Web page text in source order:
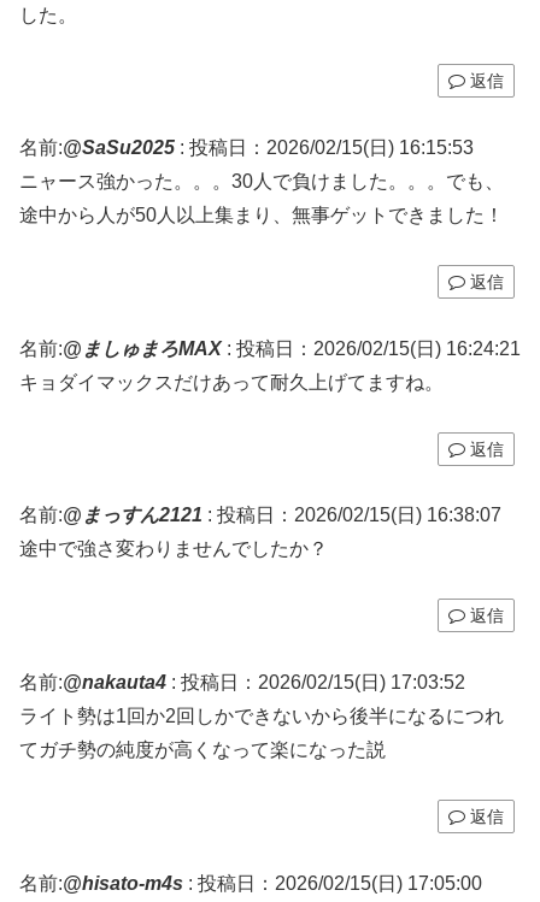
した。
返信
名前:@SaSu2025 : 投稿日：2026/02/15(日) 16:15:53
ニャース強かった。。。30人で負けました。。。でも、
途中から人が50人以上集まり、無事ゲットできました！
返信
名前:@ましゅまろMAX: 投稿日：2026/02/15(日) 16:24:21
キョダイマックスだけあって耐久上げてますね。
返信
名前:@まっすん2121 : 投稿日：2026/02/15(日) 16:38:07
途中で強さ変わりませんでしたか？
返信
名前:@nakauta4 : 投稿日：2026/02/15(日) 17:03:52
ライト勢は1回か2回しかできないから後半になるにつれ
てガチ勢の純度が高くなって楽になった説
返信
名前:@hisato-m4s : 投稿日：2026/02/15(日) 17:05:00